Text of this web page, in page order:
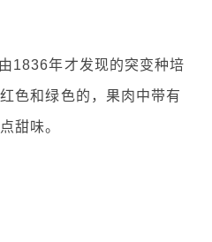
1836年才发现的突变种培
色和绿色的，果肉中带有
甜味。